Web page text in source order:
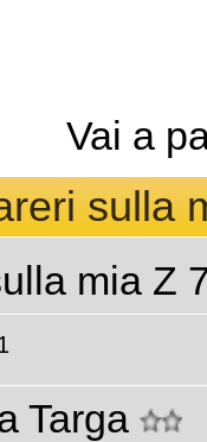
Vai a
sulla
mia Z
Targa